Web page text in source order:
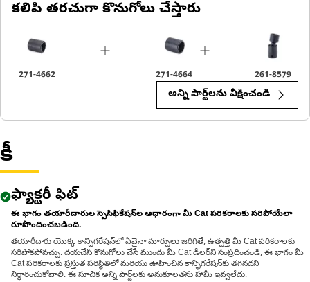
కలిపి తరచుగా కొనుగోలు చేస్తారు
271-4662 271-4664 261-8579
అన్ని పార్ట్‌లను వీక్షించండి
కీ
ఫ్యాక్టరీ ఫిట్
ఈ భాగం తయారీదారుల స్పెసిఫికేషన్‌ల ఆధారంగా మీ Cat పరికరాలకు సరిపోయేలా
రూపొందించబడింది.
తయారీదారు యొక్క కాన్ఫిగరేషన్‌లో ఏవైనా మార్పులు జరిగితే, ఉత్పత్తి మీ Cat పరికరాలకు
సరిపోకపోవచ్చు. దయచేసి కొనుగోలు చేసే ముందు మీ Cat డీలర్‌ని సంప్రదించండి, ఈ భాగం మీ
Cat పరికరాలకు ప్రస్తుత పరిస్థితిలో మరియు ఊహించిన కాన్ఫిగరేషన్‌కు తగినదని
నిర్ధారించుకోవాలి. ఈ సూచిక అన్ని పార్ట్‌లకు అనుకూలతను హామీ ఇవ్వలేదు.